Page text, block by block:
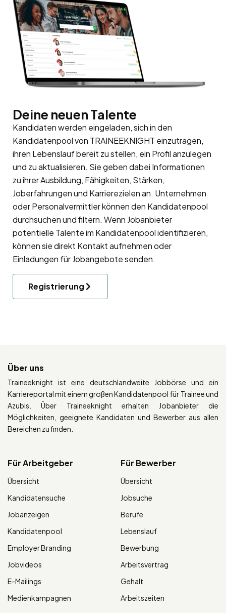
Deine neuen Talente
Kandidaten werden eingeladen, sich in den
Kandidatenpoolvon TRAINEEKNIGHT einzutragen,
ihren Lebenslauf bereit zu stellen, ein Profil anzulegen
und zu aktualisieren. Sie geben dabei Informationen
zu ihrer Ausbildung, Fähigkeiten, Stärken,
Joberfahrungen und Karrierezielen an. Unternehmen
oder Personalvermittler können den Kandidatenpool
durchsuchen und filtern. Wenn Jobanbieter
potentielle Talente im Kandidatenpool identifizieren,
können sie direkt Kontakt aufnehmen oder
Einladungen für Jobangebote senden.
Registrierung
Über uns
Traineeknight ist eine deutschlandweite Jobbörse und ein
Karriereportal mit einem großen Kandidatenpool für Trainee und
Azubis. Über Traineeknight erhalten Jobanbieter die
Möglichkeiten, geeignete Kandidaten und Bewerber aus allen
Bereichen zu finden.
Für Arbeitgeber
Übersicht
Kandidatensuche
Jobanzeigen
Kandidatenpool
Employer Branding
Jobvideos
E-Mailings
Medienkampagnen
Für Bewerber
Übersicht
Jobsuche
Berufe
Lebenslauf
Bewerbung
Arbeitsvertrag
Gehalt
Arbeitszeiten